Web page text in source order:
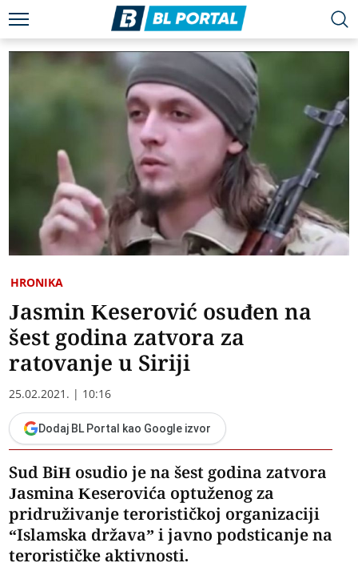
HRONIKA
Jasmin Keserović osuđen na
šest godina zatvora za
ratovanje u Siriji
25.02.2021. | 10:16
Dodaj BL Portal kao Google izvor
Sud BiH osudio je na šest godina zatvora
Jasmina Keserovića optuženog za
pridruživanje terorističkoj organizaciji
“Islamska država” i javno podsticanje na
terorističke aktivnosti.